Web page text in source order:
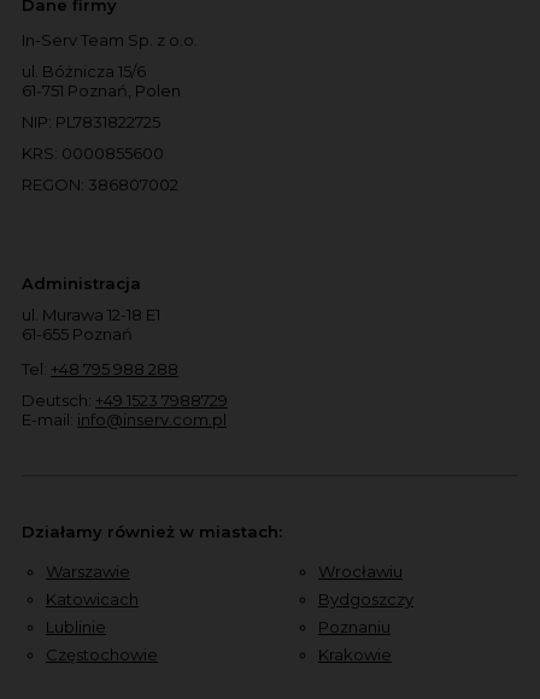
Dane firmy
In-Serv Team Sp. z o.o.
ul. Bóżnicza 15/6
61-751 Poznań, Polen
NIP: PL7831822725
KRS: 0000855600
REGON: 386807002
Administracja
ul. Murawa 12-18 E1
61-655 Poznań
Tel: +48 795 988 288
Deutsch: +49 1523 7988729
E-mail: info@inserv.com.pl
Działamy również w miastach:
Warszawie
Katowicach
Lublinie
Częstochowie
Wrocławiu
Bydgoszczy
Poznaniu
Krakowie